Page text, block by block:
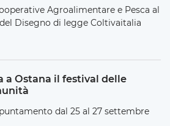
Agroalimentare e Pesca al
Disegno di legge Coltivaitalia
a Ostana il festival delle
dal 25 al 27 settembre